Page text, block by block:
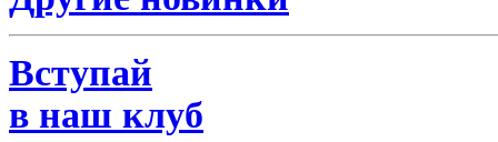
Вступай
в наш клуб